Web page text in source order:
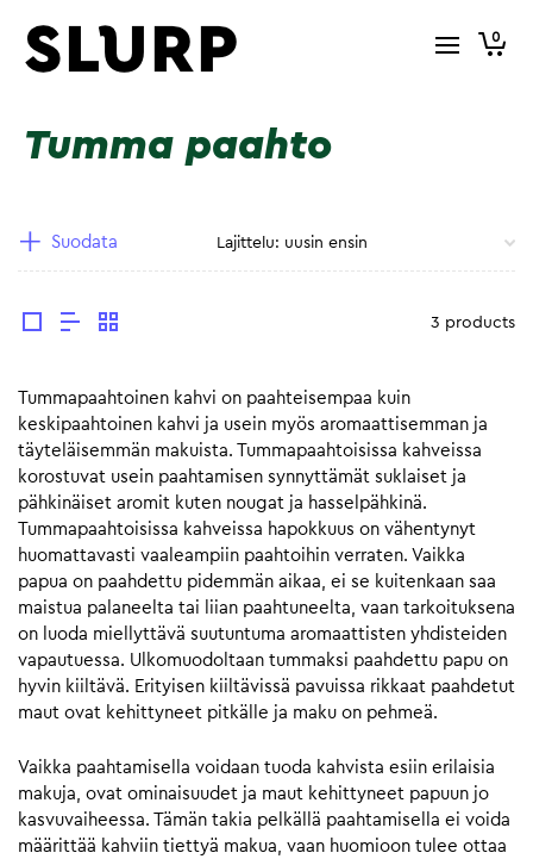
0
Tumma paahto
Suodata
3 products
Tummapaahtoinen kahvi on paahteisempaa kuin
keskipaahtoinen kahvi ja usein myös aromaattisemman ja
täyteläisemmän makuista. Tummapaahtoisissa kahveissa
korostuvat usein paahtamisen synnyttämät suklaiset ja
pähkinäiset aromit kuten nougat ja hasselpähkinä.
Tummapaahtoisissa kahveissa hapokkuus on vähentynyt
huomattavasti vaaleampiin paahtoihin verraten. Vaikka
papua on paahdettu pidemmän aikaa, ei se kuitenkaan saa
maistua palaneelta tai liian paahtuneelta, vaan tarkoituksena
on luoda miellyttävä suutuntuma aromaattisten yhdisteiden
vapautuessa. Ulkomuodoltaan tummaksi paahdettu papu on
hyvin kiiltävä. Erityisen kiiltävissä pavuissa rikkaat paahdetut
maut ovat kehittyneet pitkälle ja maku on pehmeä.
Vaikka paahtamisella voidaan tuoda kahvista esiin erilaisia
makuja, ovat ominaisuudet ja maut kehittyneet papuun jo
kasvuvaiheessa. Tämän takia pelkällä paahtamisella ei voida
määrittää kahviin tiettyä makua, vaan huomioon tulee ottaa